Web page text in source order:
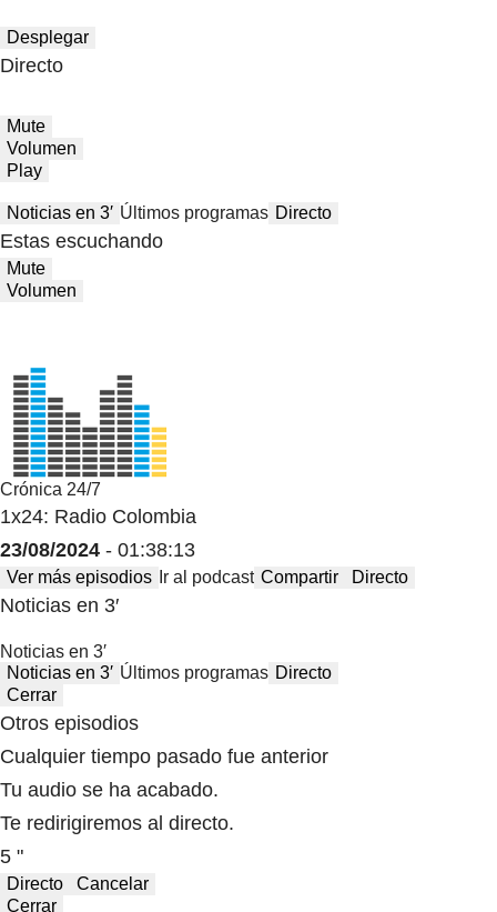
Desplegar
Directo
Mute
Volumen
Play
Noticias en 3′ Últimos programas Directo
Estas escuchando
Mute
Volumen
Crónica 24/7
1x24: Radio Colombia
23/08/2024 - 01:38:13
Ver más episodios Ir al podcast Compartir Directo
Noticias en 3′
Noticias en 3′
Noticias en 3′ Últimos programas Directo
Cerrar
Otros episodios
Cualquier tiempo pasado fue anterior
Tu audio se ha acabado.
Te redirigiremos al directo.
5 "
Directo
Cancelar
Cerrar